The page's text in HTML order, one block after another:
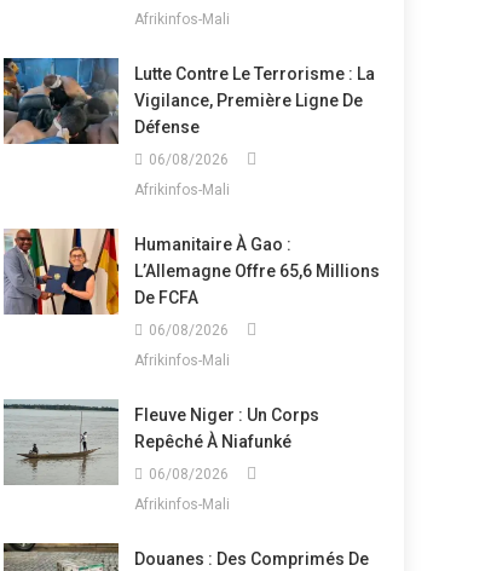
Afrikinfos-Mali
Lutte Contre Le Terrorisme : La
Vigilance, Première Ligne De
Défense
06/08/2026
Afrikinfos-Mali
Humanitaire À Gao :
L’Allemagne Offre 65,6 Millions
De FCFA
06/08/2026
Afrikinfos-Mali
Fleuve Niger : Un Corps
Repêché À Niafunké
06/08/2026
Afrikinfos-Mali
Douanes : Des Comprimés De